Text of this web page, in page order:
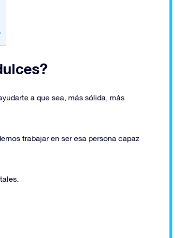
a que sea, más sólida, más
trabajar en ser esa persona capaz